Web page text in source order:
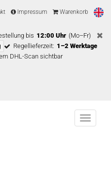
Impressum Warenkorb
bis 12:00 Uhr (Mo–Fr)
Regellieferzeit: 1–2 Werktage
DHL-Scan sichtbar
Menu